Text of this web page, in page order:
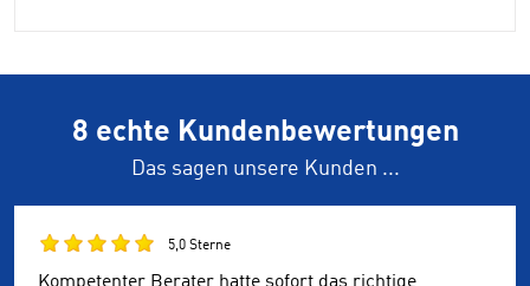
8 echte Kundenbewertungen
Das sagen unsere Kunden ...
5,0 Sterne